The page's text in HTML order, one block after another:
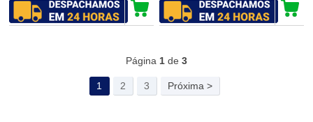
Página 1de 3
1 2 3 Próxima >